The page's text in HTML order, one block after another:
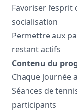
Favoriser l’esprit
socialisation
Permettre aux
restant actifs
Contenu du
Chaque journée
Séances de
participants